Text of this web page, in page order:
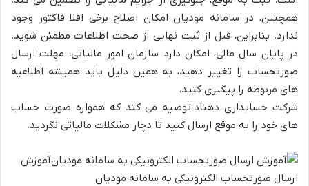
همچنین، در سامانه مودیان امکان اصلاح برخی اقلا فاکتور وجود
ندارد. بنابراین، قبل از ثبت نهایی از صحت اطلاعات مطمئن شوید.
در پایان سال مالی، امکان دارد سازمان امور مالیاتی، مهلت ارسال
صورتحساب را تغییر دهید، به همین دلیل باید همیشه اطلاعیه
های مربوطه را پیگیری کنید.
شرکت حسابداری دهناد توصیه می کند که همواره صورت حساب
های خود را به موقع ارسال کنید تا دچار مشکلات مالیاتی نگردید.
آموزش
ارسال صورتحساب الکترونیکی به سامانه مودیان